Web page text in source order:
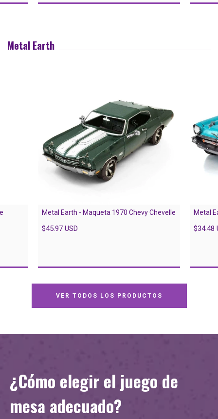
Metal Earth
Metal Earth - Maqueta 1970 Chevy Chevelle
$45.97 USD
Metal
$34.48
VER TODOS LOS PRODUCTOS
¿Cómo elegir el juego de
mesa adecuado?